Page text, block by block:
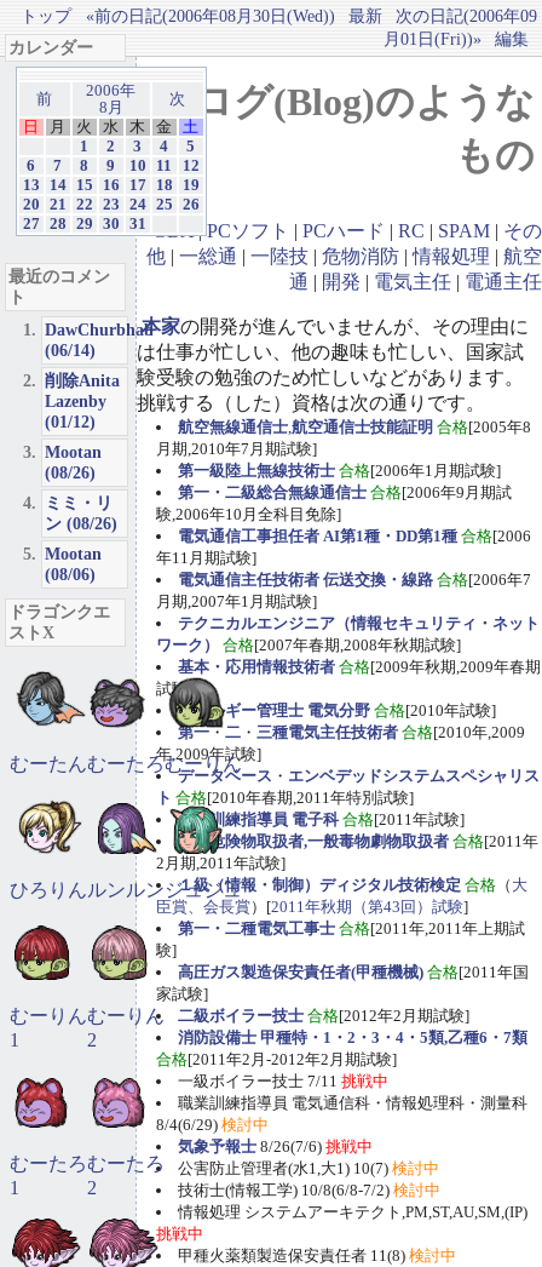
トップ «前の日記(2006年08月30日(Wed)) 最新
次の日記(2006年09
月01日(Fri))»
編集
ブログ(Blog)のような
もの
GBA|PCソフト | PCハード | RC | SPAM | その
他 | 一総通 | 一陸技 | 危物消防 |情報処理 | 航空
通 | 開発 | 電気主任 | 電通主任
本家の開発が進んでいませんが、その理由に
は仕事が忙しい、他の趣味も忙しい、国家試
験受験の勉強のため忙しいなどがあります。
挑戦する（した）資格は次の通りです。
航空無線通信士,航空通信士技能証明 合格[2005年8
月期,2010年7月期試験]
第一級陸上無線技術士 合格[2006年1月期試験]
第一・二級総合無線通信士 合格[2006年9月期試
験,2006年10月全科目免除]
電気通信工事担任者 AI第1種・DD第1種 合格[2006
年11月期試験]
電気通信主任技術者 伝送交換・線路 合格[2006年7
月期,2007年1月期試験]
テクニカルエンジニア（情報セキュリティ・ネット
ワーク）
合格[2007年春期,2008年秋期試験]
基本・応用情報技術者 合格[2009年秋期,2009年春期
試験]
エネルギー管理士 電気分野 合格[2010年試験]
第一・二 ・ 三種電気主任技術者 合格[2010年,2009
年,2009年試験]
データベース ・ エンベデッドシステムスペシャリス
ト 合格[2010年春期,2011年特別試験]
職業訓練指導員 電子科 合格[2011年試験]
甲種危険物取扱者,一般毒物劇物取扱者 合格[2011年
2月期,2011年試験]
１級（情報・制御）ディジタル技術検定 合格 （ 大
臣賞、会長賞）[2011年秋期（第43回）試験]
第一・二種電気工事士 合格[2011年,2011年上期試
験]
高圧ガス製造保安責任者(甲種機械) 合格[2011年国
家試験]
二級ボイラー技士 合格[2012年2月期試験]
消防設備士 甲種特・1・2・3・4・5類,乙種6・7類
合格[2011年2月-2012年2月期試験]
一級ボイラー技士 7/11 挑戦中
職業訓練指導員 電気通信科・情報処理科・測量科
8/4(6/29) 検討中
気象予報士 8/26(7/6) 挑戦中
公害防止管理者(水1,大1) 10(7) 検討中
技術士(情報工学) 10/8(6/8-7/2) 検討中
情報処理 システムアーキテクト,PM,ST,AU,SM,(IP)
挑戦中
甲種火薬類製造保安責任者 11(8) 検討中
カレンダー
前
2006年
8月
次
日
月 火 水 木 金
土
1
2 3 4
5
6
7 8 9 10 11
12
13
14 15 16 17 18
19
20
21 22 23 24 25
26
27 28 29 30 31
最近のコメン
ト
DawChurbhab
(06/14)
削除Anita
Lazenby
(01/12)
Mootan
(08/26)
ミミ・リ
ン (08/26)
Mootan
(08/06)
ドラゴンクエ
ストX
むーたんむーたろむーりん
ひろりんルンルンジュジュ
むーりん
1
むーりん
2
むーたろ
1
むーたろ
2